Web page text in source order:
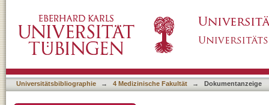
Universitätsbibliographie → 4 Medizinische Fakultät → Dokumentanzeige